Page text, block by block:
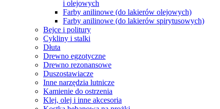
i olejowych
Farby anilinowe (do lakierów olejowych)
Farby anilinowe (do lakierów spirytusowych)
Bejce i politury
Cykliny i stalki
Dłuta
Drewno egzotyczne
Drewno rezonansowe
Duszostawiacze
Inne narzędzia lutnicze
Kamienie do ostrzenia
Klej, olej i inne akcesoria